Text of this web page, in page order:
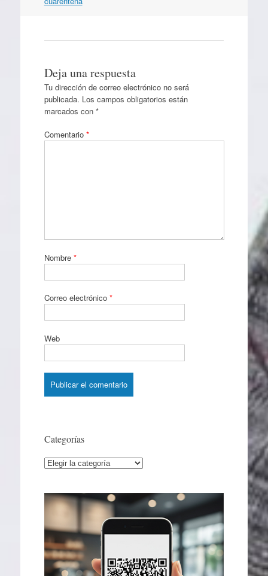
Deja una respuesta
Tu dirección de correo electrónico no será
publicada. Los campos obligatorios están
marcados con *
Comentario *
Nombre *
Correo electrónico *
Web
Categorías
Categorías